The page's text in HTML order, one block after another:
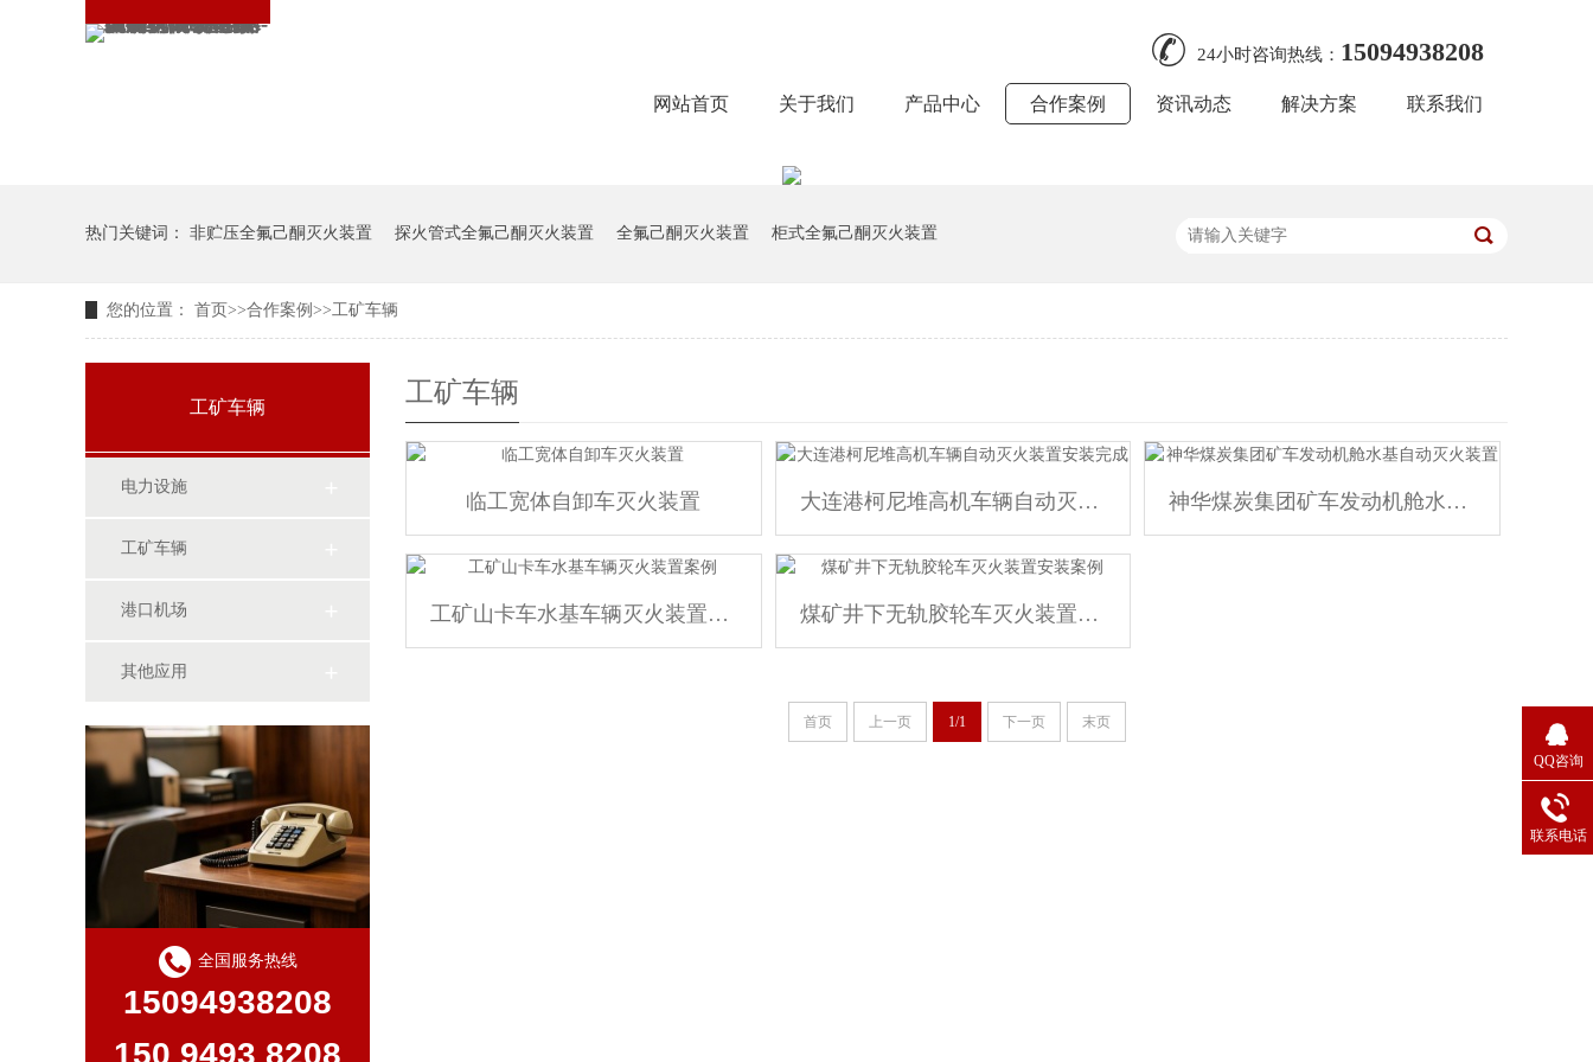
24小时咨询热线： 15094938208
网站首页 关于我们 产品中心 合作案例 资讯动态 解决方案 联系我们
热门关键词： 非贮压全氟己酮灭火装置 探火管式全氟己酮灭火装置 全氟己酮灭火装置 柜式全氟己酮灭火装置
您的位置： 首页 >>合作案例 >>工矿车辆
工矿车辆
电力设施
工矿车辆
港口机场
其他应用
全国服务热线
15094938208
150 9493 8208
工矿车辆
临工宽体自卸车灭火装置 大连港柯尼堆高机车辆自动灭火装置安装完成 神华煤炭集团矿车发动机舱水基自动灭火装置
工矿山卡车水基车辆灭火装置案例 煤矿井下无轨胶轮车灭火装置安装案例
首页 上一页 1/1 下一页 末页
QQ咨询
联系电话